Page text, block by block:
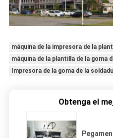
máquina de la impresora de la
máquina de la plantilla de la goma
Impresora de la goma de la
Obtenga el